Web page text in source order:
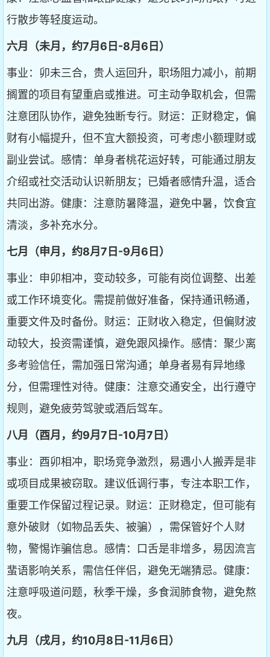
行散步等轻度运动。
六月（未月，约7月6日-8月6日）
事业：卯未三合，贵人运回升，职场阻力减小，前期
搁置的项目有望重启或推进。可主动争取机会，但需
注意团队协作，避免独断专行。财运：正财稳定，偏
财有小幅提升，但不宜大额投资，可考虑小额理财或
副业尝试。感情：单身者桃花运好转，可能通过朋友
介绍或社交活动认识新朋友；已婚者感情升温，适合
共同出游。健康：注意防暑降温，避免中暑，饮食宜
清淡，多补充水分。
七月（申月，约8月7日-9月6日）
事业：申卯相冲，变动较多，可能有岗位调整、出差
或工作环境变化。需提前做好准备，保持通讯畅通，
重要文件及时备份。财运：正财收入稳定，但偏财波
动较大，投资需谨慎，避免跟风操作。感情：聚少离
多考验信任，需加强日常沟通；单身者易有异地缘
分，但需理性对待。健康：注意交通安全，出行遵守
规则，避免疲劳驾驶或酒后驾车。
八月（酉月，约9月7日-10月7日）
事业：酉卯相冲，职场竞争激烈，易遇小人搬弄是非
或项目成果被窃取。建议低调行事，专注本职工作，
重要工作保留过程记录。财运：正财稳定，但可能有
意外破财（如物品丢失、被骗），需保管好个人财
物，警惕诈骗信息。感情：口舌是非增多，易因流言
蜚语影响关系，需信任伴侣，避免无端猜忌。健康：
注意呼吸道问题，秋季干燥，多食润肺食物，避免熬
夜。
九月（戌月，约10月8日-11月6日）